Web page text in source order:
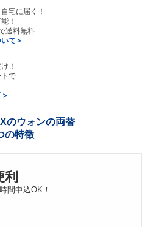
宅に届く！
！
送料無料
て＞
！
で
のウォンの両替
の特徴
間申込OK！